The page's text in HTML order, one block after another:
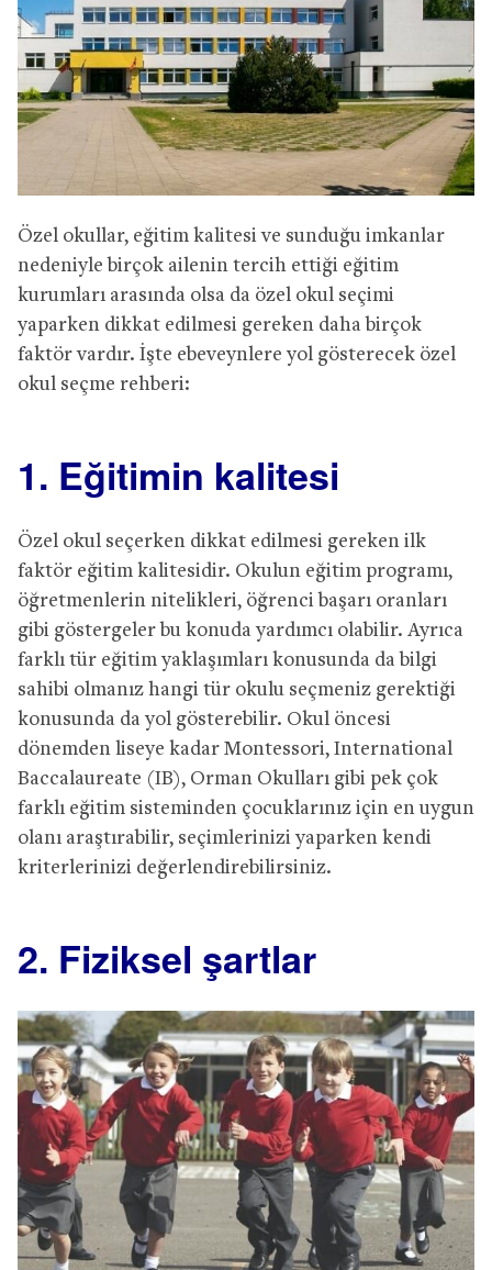
Özel okullar, eğitim kalitesi ve sunduğu imkanlar
nedeniyle birçok ailenin tercih ettiği eğitim
kurumları arasında olsa da özel okul seçimi
yaparken dikkat edilmesi gereken daha birçok
faktör vardır. İşte ebeveynlere yol gösterecek özel
okul seçme rehberi:
1. Eğitimin kalitesi
Özel okul seçerken dikkat edilmesi gereken ilk
faktör eğitim kalitesidir. Okulun eğitim programı,
öğretmenlerin nitelikleri, öğrenci başarı oranları
gibi göstergeler bu konuda yardımcı olabilir. Ayrıca
farklı tür eğitim yaklaşımları konusunda da bilgi
sahibi olmanız hangi tür okulu seçmeniz gerektiği
konusunda da yol gösterebilir. Okul öncesi
dönemden liseye kadar Montessori, International
Baccalaureate (IB), Orman Okulları gibi pek çok
farklı eğitim sisteminden çocuklarınız için en uygun
olanı araştırabilir, seçimlerinizi yaparken kendi
kriterlerinizi değerlendirebilirsiniz.
2. Fiziksel şartlar